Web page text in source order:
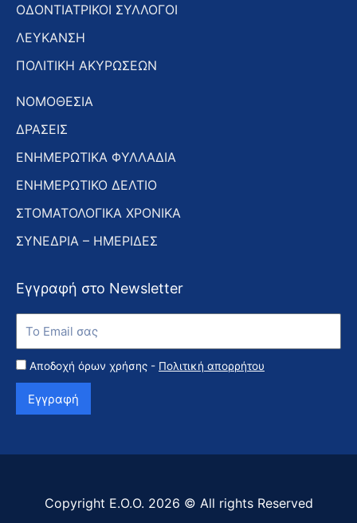
ΟΔΟΝΤΙΑΤΡΙΚΟΙ ΣΥΛΛΟΓΟΙ
ΛΕΥΚΑΝΣΗ
ΠΟΛΙΤΙΚΗ ΑΚΥΡΩΣΕΩΝ
ΝΟΜΟΘΕΣΙΑ
ΔΡΑΣΕΙΣ
ΕΝΗΜΕΡΩΤΙΚΑ ΦΥΛΛΑΔΙΑ
ΕΝΗΜΕΡΩΤΙΚΟ ΔΕΛΤΙΟ
ΣΤΟΜΑΤΟΛΟΓΙΚΑ ΧΡΟΝΙΚΑ
ΣΥΝΕΔΡΙΑ – ΗΜΕΡΙΔΕΣ
Εγγραφή στο Newsletter
στο
Newsletter
Αποδοχή όρων χρήσης - Πολιτική απορρήτου
Εγγραφή
Copyright Ε.Ο.Ο. 2026 © All rights Reserved